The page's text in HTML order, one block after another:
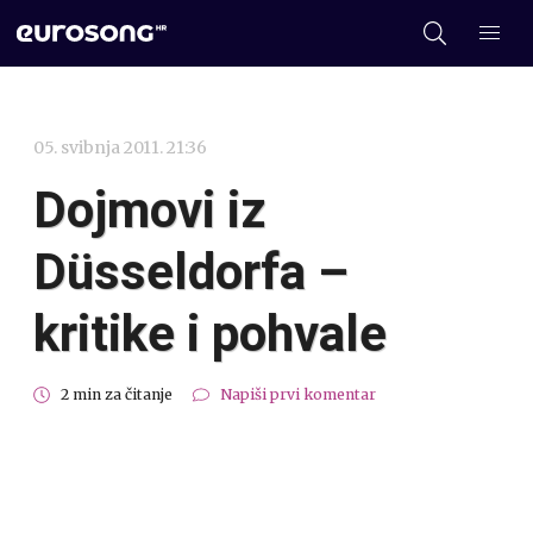
05. svibnja 2011. 21:36
Dojmovi iz
Düsseldorfa –
kritike i pohvale
2 min za čitanje Napiši prvi komentar